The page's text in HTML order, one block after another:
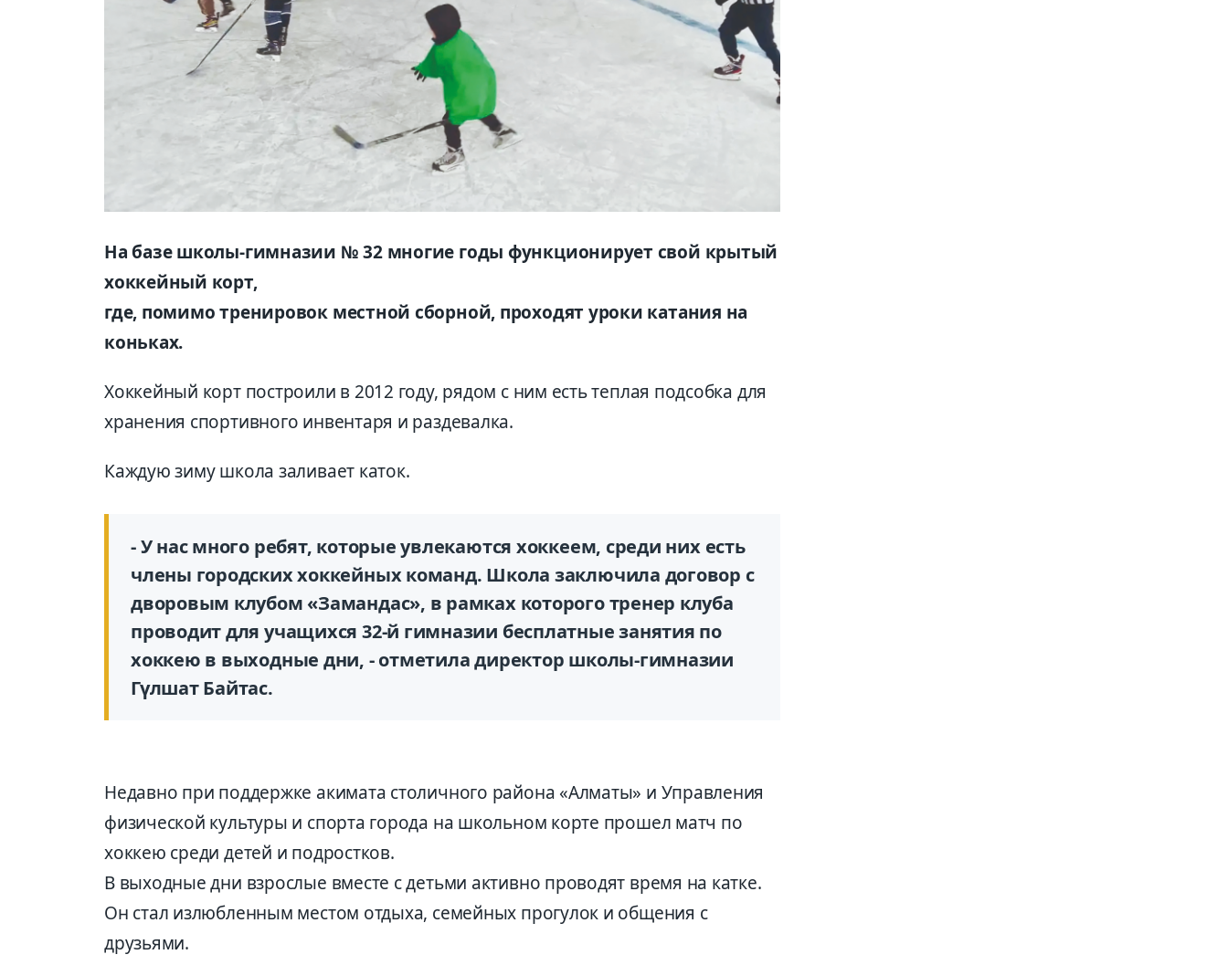
На базе школы-гимназии № 32 многие годы функционирует свой крытый
хоккейный корт,
где, помимо тренировок местной сборной, проходят уроки катания на
коньках.
Хоккейный корт построили в 2012 году, рядом с ним есть теплая подсобка для
хранения спортивного инвентаря и раздевалка.
Каждую зиму школа заливает каток.
- У нас много ребят, которые увлекаются хоккеем, среди них есть
члены городских хоккейных команд. Школа заключила договор с
дворовым клубом «Замандас», в рамках которого тренер клуба
проводит для учащихся 32-й гимназии бесплатные занятия по
хоккею в выходные дни, - отметила директор школы-гимназии
Гүлшат Байтас.
Недавно при поддержке акимата столичного района «Алматы» и Управления
физической культуры и спорта города на школьном корте прошел матч по
хоккею среди детей и подростков.
В выходные дни взрослые вместе с детьми активно проводят время на катке.
Он стал излюбленным местом отдыха, семейных прогулок и общения с
друзьями.